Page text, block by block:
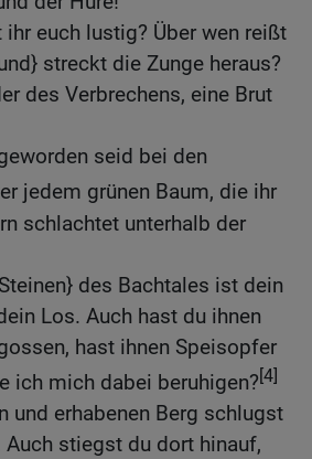
ihr euch lustig? Über wen reißt
streckt die Zunge heraus?
des Verbrechens, eine Brut
seid bei den
jedem grünen Baum, die ihr
schlachtet unterhalb der
des Bachtales ist dein
Los. Auch hast du ihnen
hast ihnen Speisopfer
ich mich dabei beruhigen?[4]
und erhabenen Berg schlugst
Auch stiegst du dort hinauf,